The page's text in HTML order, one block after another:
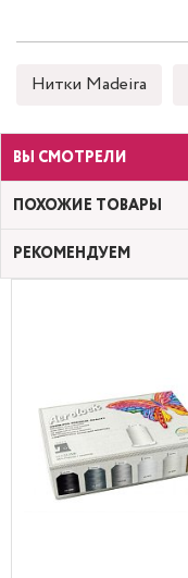
Нитки Madeira
ВЫ СМОТРЕЛИ
ПОХОЖИЕ ТОВАРЫ
РЕКОМЕНДУЕМ